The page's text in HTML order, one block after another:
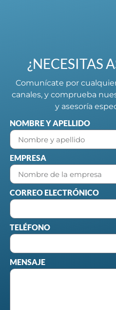
¿NECESITAS
Comunícate por
canales, y comprueba
y asesoría
NOMBRE Y APELLIDO
EMPRESA
CORREO ELECTRÓNICO
TELÉFONO
MENSAJE